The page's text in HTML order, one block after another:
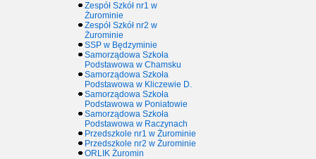
Zespół Szkół nr1 w
Żurominie
Zespół Szkół nr2 w
Żurominie
SSP w Będzyminie
Samorządowa Szkoła
Podstawowa w Chamsku
Samorządowa Szkoła
Podstawowa w Kliczewie D.
Samorządowa Szkoła
Podstawowa w Poniatowie
Samorządowa Szkoła
Podstawowa w Raczynach
Przedszkole nr1 w Żurominie
Przedszkole nr2 w Żurominie
ORLIK Żuromin